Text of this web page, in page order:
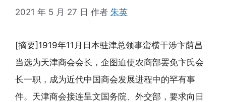
2021 年 5 月 27 日 作者 朱英
[摘要]1919年11月日本驻津总领事蛮横干涉卞荫昌
当选为天津商会会长，企图迫使农商部罢免卞氏会
长一职，成为近代中国商会发展进程中的罕有事
件。天津商会接连呈文国务院、外交部，要求向日